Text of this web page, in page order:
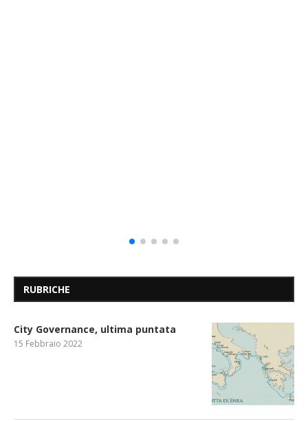
RUBRICHE
City Governance, ultima puntata
15 Febbraio 2022